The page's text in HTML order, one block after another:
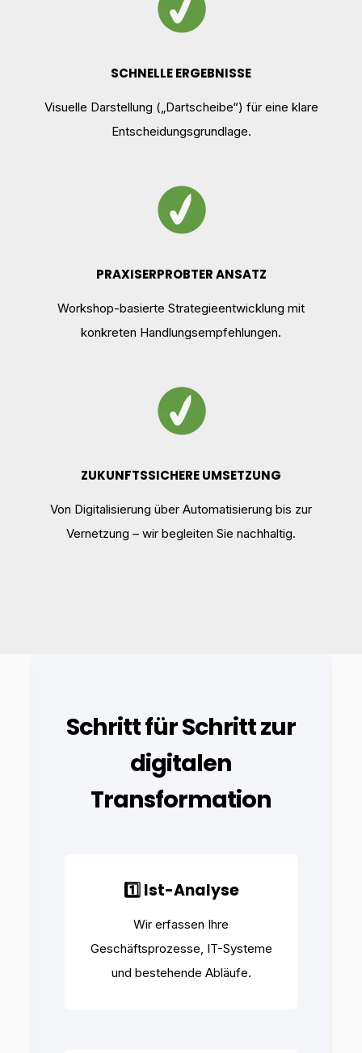
SCHNELLE ERGEBNISSE
Visuelle Darstellung („Dartscheibe“) für eine klare
Entscheidungsgrundlage.
PRAXISERPROBTER ANSATZ
Workshop-basierte Strategieentwicklung mit
konkreten Handlungsempfehlungen.
ZUKUNFTSSICHERE UMSETZUNG
Von Digitalisierung über Automatisierung bis zur
Vernetzung – wir begleiten Sie nachhaltig.
Schritt für Schritt zur
digitalen
Transformation
1️⃣ Ist-Analyse
Wir erfassen Ihre
Geschäftsprozesse, IT-Systeme
und bestehende Abläufe.